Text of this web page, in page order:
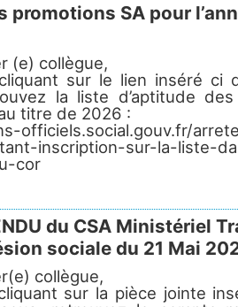
promotions SA pour
(e) collègue,
sur le lien inséré ci
la liste d’aptitude
titre de 2026 :
officiels.social.gouv.fr/
inscription-sur-la-liste-
cor
du CSA Ministériel
sociale du 21 Mai
collègue,
sur la pièce jointe